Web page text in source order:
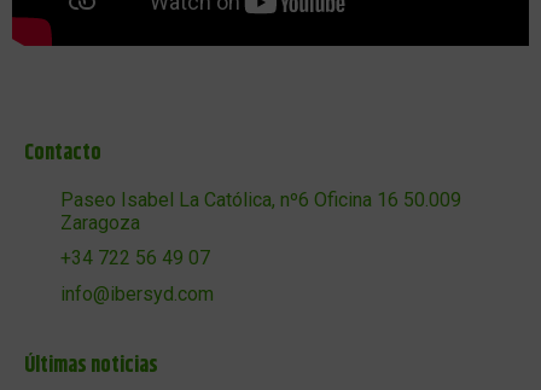
Contacto
Paseo Isabel La Católica, nº6 Oficina 16 50.009
Zaragoza
+34 722 56 49 07
info@ibersyd.com
Últimas noticias